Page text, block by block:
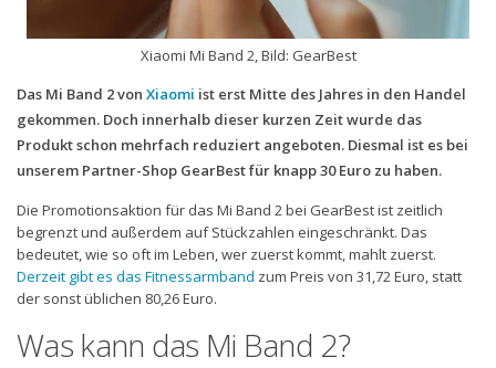
Datentarife
Flatrate-Prepaidtarife
Mobilfunk-Vergleichsrechner
Mobilfunk-Tarifrechner
Flatrate-Datentarife
Xiaomi Mi Band 2, Bild: GearBest
Das Mi Band 2 von Xiaomi ist erst Mitte des Jahres in den Handel
gekommen. Doch innerhalb dieser kurzen Zeit wurde das
Produkt schon mehrfach reduziert angeboten. Diesmal ist es bei
unserem Partner-Shop GearBest für knapp 30 Euro zu haben.
Die Promotionsaktion für das Mi Band 2 bei GearBest ist zeitlich
begrenzt und außerdem auf Stückzahlen eingeschränkt. Das
bedeutet, wie so oft im Leben, wer zuerst kommt, mahlt zuerst.
Derzeit gibt es das Fitnessarmband zum Preis von 31,72 Euro, statt
der sonst üblichen 80,26 Euro.
Was kann das Mi Band 2?